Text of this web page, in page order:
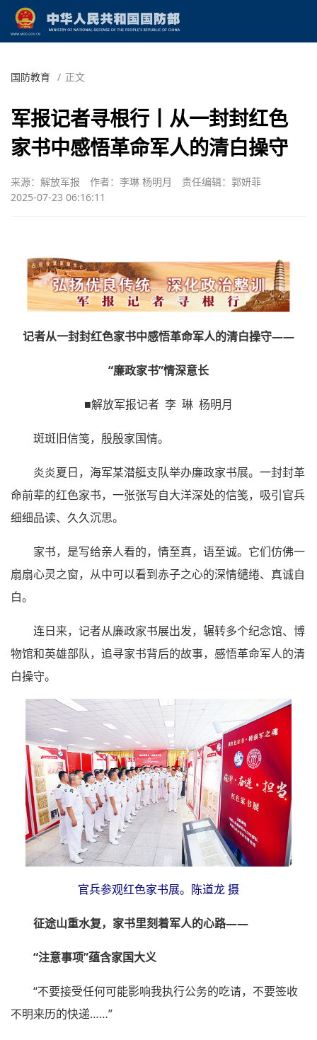
国防教育 / 正文
军报记者寻根行丨从一封封红色
家书中感悟革命军人的清白操守
来源：解放军报 作者：李琳 杨明月
责任编辑：郭妍菲
2025-07-23 06:16:11
记者从一封封红色家书中感悟革命军人的清白操守——
“廉政家书”情深意长
■解放军报记者 李 琳 杨明月
斑斑旧信笺，殷殷家国情。
炎炎夏日，海军某潜艇支队举办廉政家书展。一封封革
命前辈的红色家书，一张张写自大洋深处的信笺，吸引官兵
细细品读、久久沉思。
家书，是写给亲人看的，情至真，语至诚。它们仿佛一
扇扇心灵之窗，从中可以看到赤子之心的深情缱绻、真诚自
白。
连日来，记者从廉政家书展出发，辗转多个纪念馆、博
物馆和英雄部队，追寻家书背后的故事，感悟革命军人的清
白操守。
官兵参观红色家书展。陈道龙 摄
征途山重水复，家书里刻着军人的心路——
“注意事项”蕴含家国大义
“不要接受任何可能影响我执行公务的吃请，不要签收
不明来历的快递……”